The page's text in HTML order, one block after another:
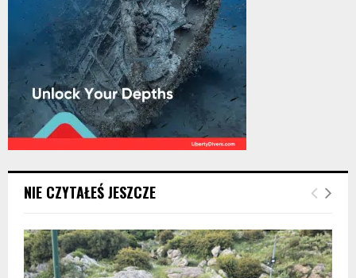
NIE CZYTAŁEŚ JESZCZE